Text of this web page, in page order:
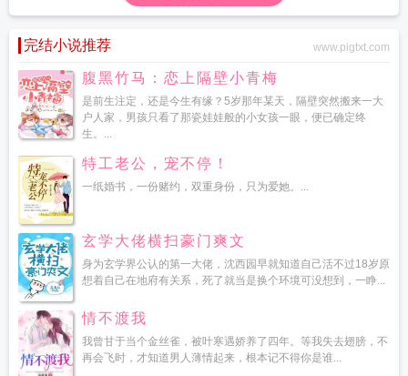
完结小说推荐 www.pigtxt.com
腹黑竹马：恋上隔壁小青梅
是前生注定，还是今生有缘？5岁那年某天，隔壁突然搬来一大
户人家，男孩只看了那瓷娃娃般的小女孩一眼，便已确定终
生。...
特工老公，宠不停！
一纸婚书，一份赌约，双重身份，只为爱她。...
玄学大佬横扫豪门爽文
身为玄学界公认的第一大佬，沈西园早就知道自己活不过18岁原
想着自己在地府有关系，死了就当是换个环境可没想到，一睁...
情不渡我
我曾甘于当个金丝雀，被叶寒遇娇养了四年。等我失去翅膀，不
再会飞时，才知道男人薄情起来，根本记不得你是谁...